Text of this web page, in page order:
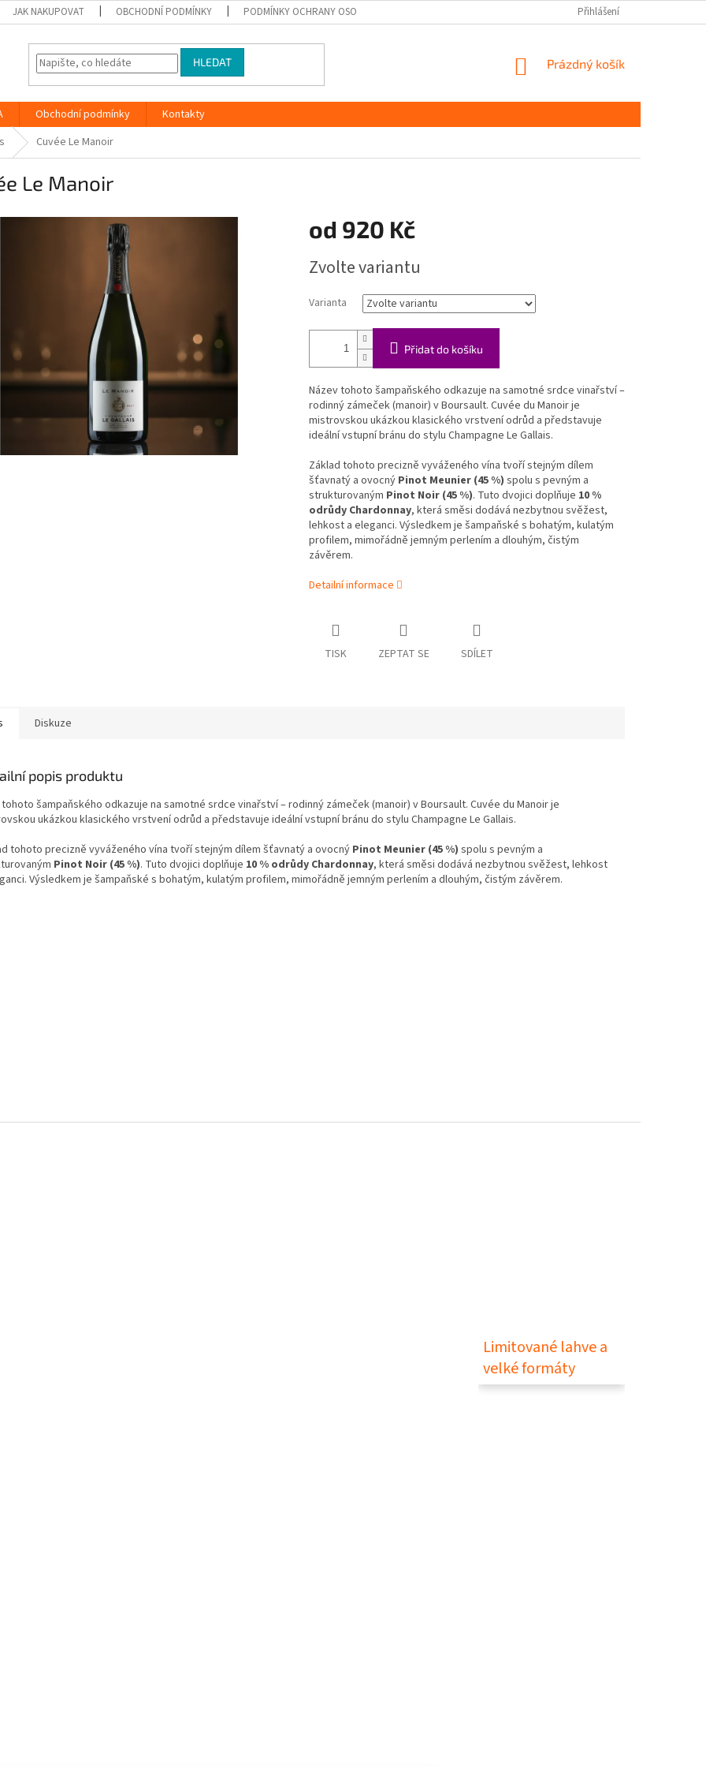
JAK NAKUPOVAT OBCHODNÍ PODMÍNKY PODMÍNKY OCHRANY OSOBNÍCH ÚDAJŮ Přihlášení
HLEDAT
NÁKUPNÍ
Prázdný košík
Obchodní podmínky
Kontakty
Cuvée Le Manoir
Le Manoir
od 920 Kč
cena:
Zvolte variantu
Varianta
Přidat do košíku
Název tohoto šampaňského odkazuje na samotné srdce vinařství –
rodinný zámeček (manoir) v Boursault. Cuvée du Manoir je
mistrovskou ukázkou klasického vrstvení odrůd a představuje
ideální vstupní bránu do stylu Champagne Le Gallais.
Základ tohoto precizně vyváženého vína tvoří stejným dílem
šťavnatý a ovocný Pinot Meunier (45 %) spolu s pevným a
strukturovaným Pinot Noir (45 %). Tuto dvojici doplňuje 10 %
odrůdy Chardonnay, která směsi dodává nezbytnou svěžest,
lehkost a eleganci. Výsledkem je šampaňské s bohatým, kulatým
profilem, mimořádně jemným perlením a dlouhým, čistým
závěrem.
Detailní informace
TISK ZEPTAT SE SDÍLET
Diskuze
popis produktu
šampaňského odkazuje na samotné srdce vinařství – rodinný zámeček (manoir) v Boursault. Cuvée du Manoir je
ukázkou klasického vrstvení odrůd a představuje ideální vstupní bránu do stylu Champagne Le Gallais.
tohoto precizně vyváženého vína tvoří stejným dílem šťavnatý a ovocný Pinot Meunier (45 %) spolu s pevným a
Pinot Noir (45 %). Tuto dvojici doplňuje 10 % odrůdy Chardonnay, která směsi dodává nezbytnou svěžest, lehkost
Výsledkem je šampaňské s bohatým, kulatým profilem, mimořádně jemným perlením a dlouhým, čistým závěrem.
Limitované lahve a
velké formáty